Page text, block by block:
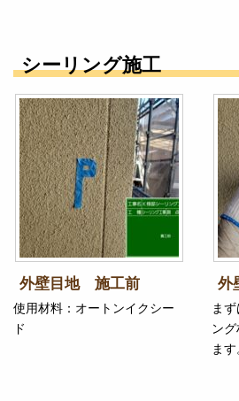
シーリング施工
外壁目地 施工前
使用材料：オートンイクシー
ド
外
ま
ン
ます